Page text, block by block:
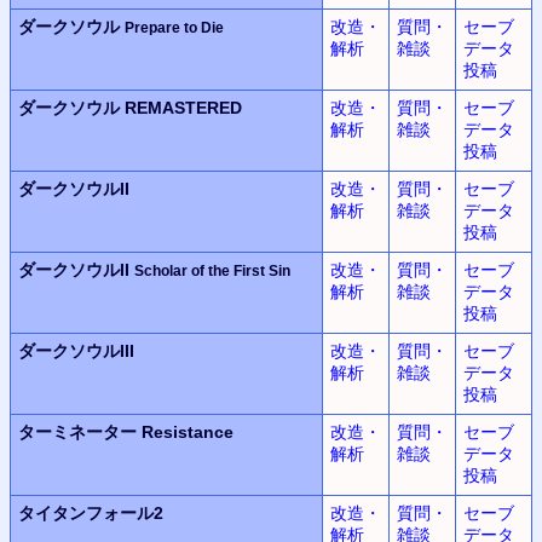
ダークソウル Prepare to Die
改造・
解析
質問・
雑談
セーブ
データ
投稿
ダークソウル REMASTERED
改造・
解析
質問・
雑談
セーブ
データ
投稿
ダークソウルII
改造・
解析
質問・
雑談
セーブ
データ
投稿
ダークソウルII Scholar of the First Sin
改造・
解析
質問・
雑談
セーブ
データ
投稿
ダークソウルIII
改造・
解析
質問・
雑談
セーブ
データ
投稿
ターミネーター Resistance
改造・
解析
質問・
雑談
セーブ
データ
投稿
タイタンフォール2
改造・
解析
質問・
雑談
セーブ
データ